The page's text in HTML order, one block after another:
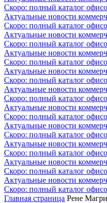
Скоро: полный каталог
Актуальные новости
Скоро: полный каталог
Актуальные новости
Скоро: полный каталог
Актуальные новости
Скоро: полный каталог
Актуальные новости
Скоро: полный каталог
Актуальные новости
Скоро: полный каталог
Актуальные новости
Скоро: полный каталог
Актуальные новости
Скоро: полный каталог
Актуальные новости
Скоро: полный каталог
Актуальные новости
Скоро: полный каталог
Актуальные новости
Скоро: полный каталог
Главная страница Рене